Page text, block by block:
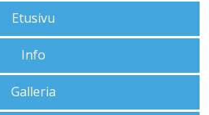
Etusivu
Info
Galleria